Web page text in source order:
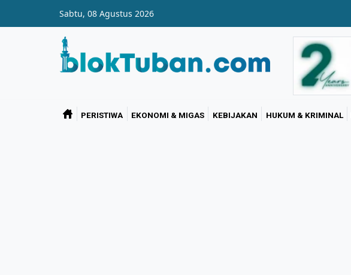
Sabtu, 08 Agustus 2026
PERISTIWA EKONOMI & MIGAS KEBIJAKAN HUKUM & KRIMINAL